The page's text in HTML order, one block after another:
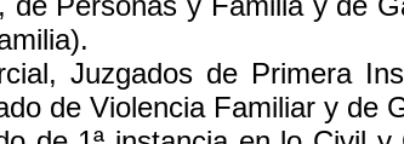
Juzgados de Primera
de Violencia Familiar y de